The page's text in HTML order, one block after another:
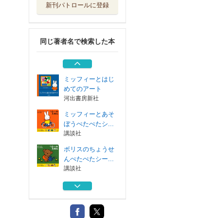
新刊パトロールに登録
同じ著者名で検索した本
うさこちゃんのた
福音館書店
ミッフィーおなじ
のどーれ？
講談社
ミッフィーとはじ
めてのアート
河出書房新社
ミッフィーとあそ
ぼうぺたぺたシ...
講談社
ボリスのちょうせ
んぺたぺたシー...
講談社
うさこちゃんのた
福音館書店